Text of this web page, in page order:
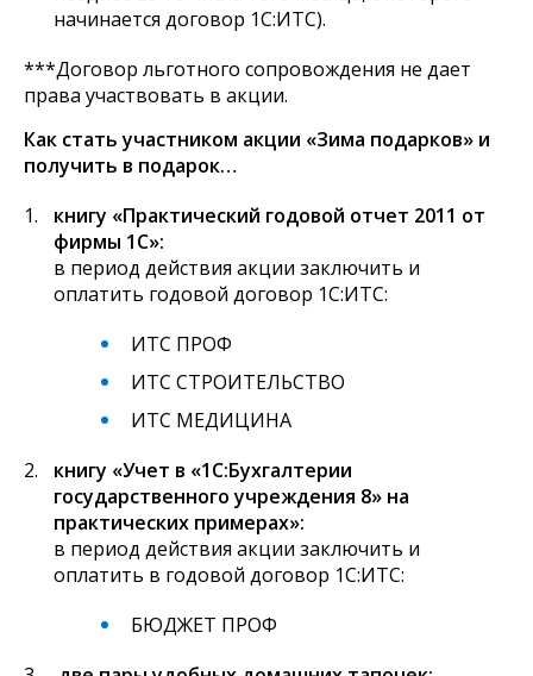
начинается договор 1С:ИТС).
***Договор льготного сопровождения не дает
права участвовать в акции.
Как стать участником акции «Зима подарков» и
получить в подарок…
книгу «Практический годовой отчет 2011 от
фирмы 1С»:
в период действия акции заключить и
оплатить годовой договор 1С:ИТС:
ИТС ПРОФ
ИТС СТРОИТЕЛЬСТВО
ИТС МЕДИЦИНА
книгу «Учет в «1С:Бухгалтерии
государственного учреждения 8» на
практических примерах»:
в период действия акции заключить и
оплатить в годовой договор 1С:ИТС:
БЮДЖЕТ ПРОФ